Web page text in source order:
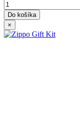
Do košíka
×